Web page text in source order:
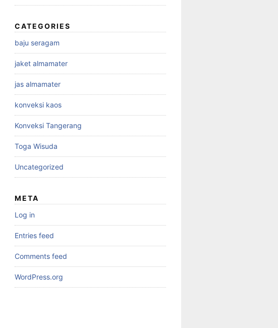
CATEGORIES
baju seragam
jaket almamater
jas almamater
konveksi kaos
Konveksi Tangerang
Toga Wisuda
Uncategorized
META
Log in
Entries feed
Comments feed
WordPress.org